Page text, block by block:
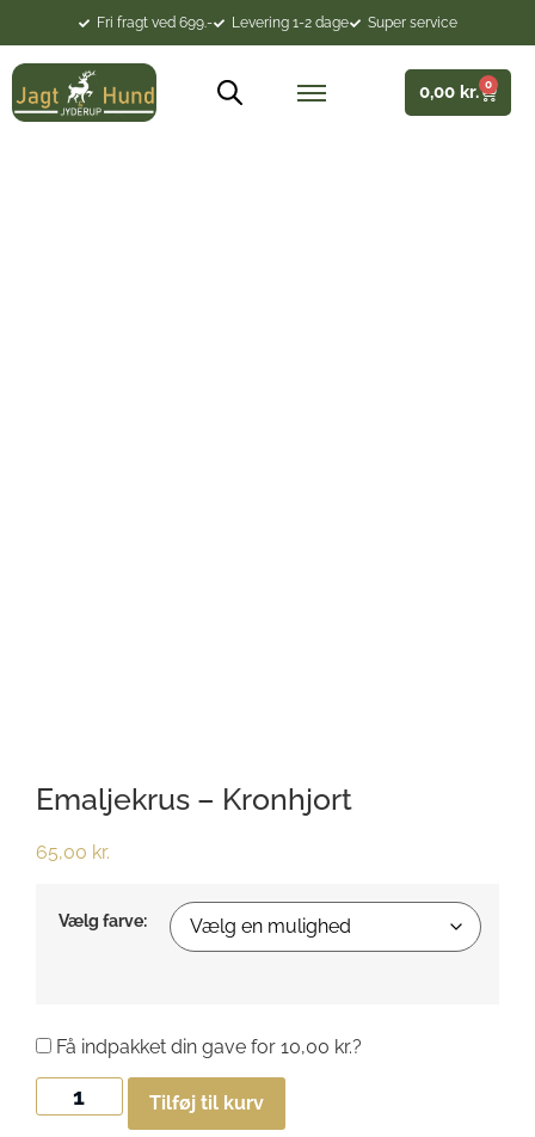
Fri fragt ved 699.- Levering 1-2 dage Super service
0,00 kr. 0
Emaljekrus – Kronhjort
65,00 kr.
Vælg farve:
Tilføj til kurv
Få indpakket din gave for 10,00 kr.?